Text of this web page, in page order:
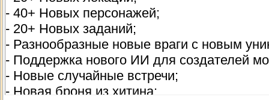
- 40+ Новых персонажей;
- 20+ Новых заданий;
- Разнообразные новые враги с новым
- Поддержка нового ИИ для создателей
- Новые случайные встречи;
- Новая броня из хитина;